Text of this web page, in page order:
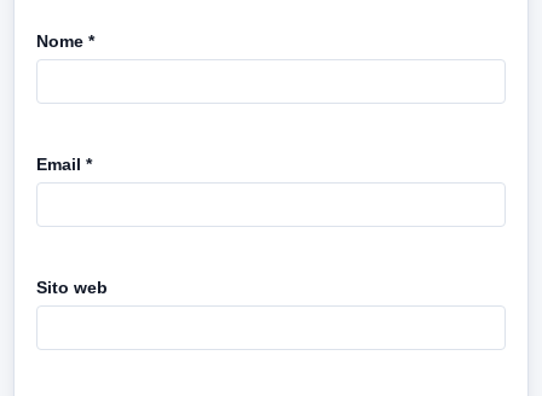
Nome *
Email *
Sito web